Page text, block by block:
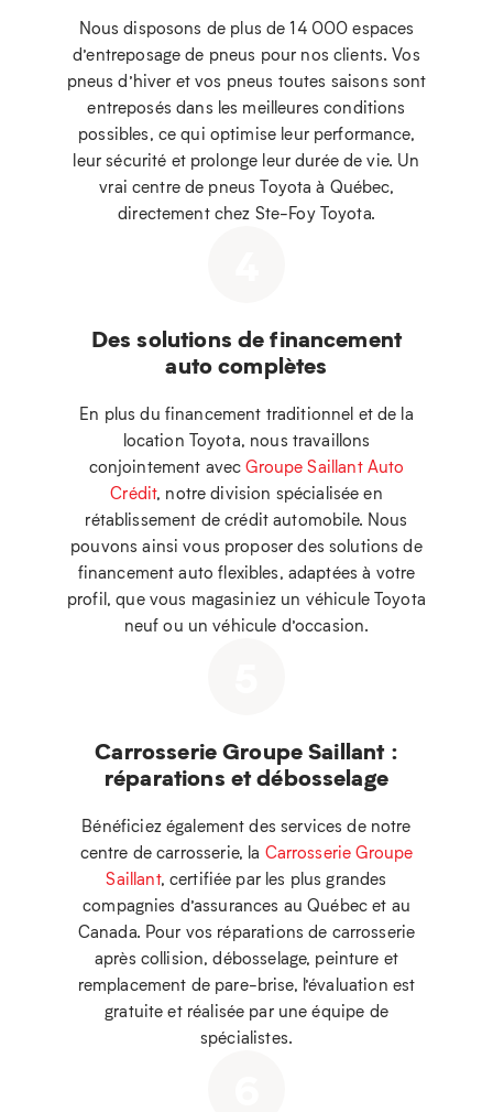
Nous disposons de plus de 14 000 espaces
d’entreposage de pneus pour nos clients. Vos
pneus d’hiver et vos pneus toutes saisons sont
entreposés dans les meilleures conditions
possibles, ce qui optimise leur performance,
leur sécurité et prolonge leur durée de vie. Un
vrai centre de pneus Toyota à Québec,
directement chez Ste-Foy Toyota.
Des solutions de financement
auto complètes
En plus du financement traditionnel et de la
location Toyota, nous travaillons
conjointement avecGroupe Saillant Auto
Crédit, notre division spécialisée en
rétablissement de crédit automobile. Nous
pouvons ainsi vous proposer des solutions de
financement auto flexibles, adaptées à votre
profil, que vous magasiniez un véhicule Toyota
neuf ou un véhicule d’occasion.
Carrosserie Groupe Saillant :
réparations et débosselage
Bénéficiez également des services de notre
centre de carrosserie, la Carrosserie Groupe
Saillant, certifiée par les plus grandes
compagnies d’assurances au Québec et au
Canada. Pour vos réparations de carrosserie
après collision, débosselage, peinture et
remplacement de pare-brise, l’évaluation est
gratuite et réalisée par une équipe de
spécialistes.